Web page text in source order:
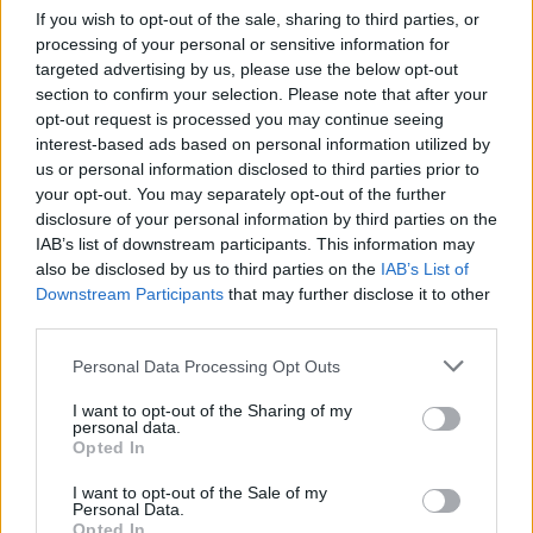
If you wish to opt-out of the sale, sharing to third parties, or
processing of your personal or sensitive information for
targeted advertising by us, please use the below opt-out
section to confirm your selection. Please note that after your
opt-out request is processed you may continue seeing
interest-based ads based on personal information utilized by
us or personal information disclosed to third parties prior to
your opt-out. You may separately opt-out of the further
disclosure of your personal information by third parties on the
IAB’s list of downstream participants. This information may
also be disclosed by us to third parties on the IAB’s List of
Downstream Participants that may further disclose it to other
Please note that this website/app uses one or more Google
not limited to your visit or usage behaviour. You may click to
grant or deny consent to Google and its third-party tags to
use your data for below specified purposes in below Google
consent section.
Personal Data Processing Opt Outs
I want to opt-out of the Sharing of my
personal data.
Opted In
I want to opt-out of the Sale of my
Personal Data.
nem próbált Hugh Granttel súlyosbított, a valónál
magát trükkösebbnek mutató filmmel kalkulálni.
Röviden: el kell veszíteni Guy Ritchie-t.
Kövess minketfacebookonéstwitteren!